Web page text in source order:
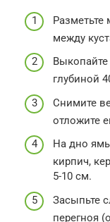
Разметьте
между
глубиной
Снимите
отложите
На дно
кирпич,
5-10 см.
Засыпьте
перегноя